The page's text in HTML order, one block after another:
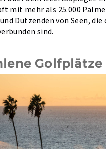
mit mehr als 25.000
Dutzenden von Seen,
sind.
Golfplätze